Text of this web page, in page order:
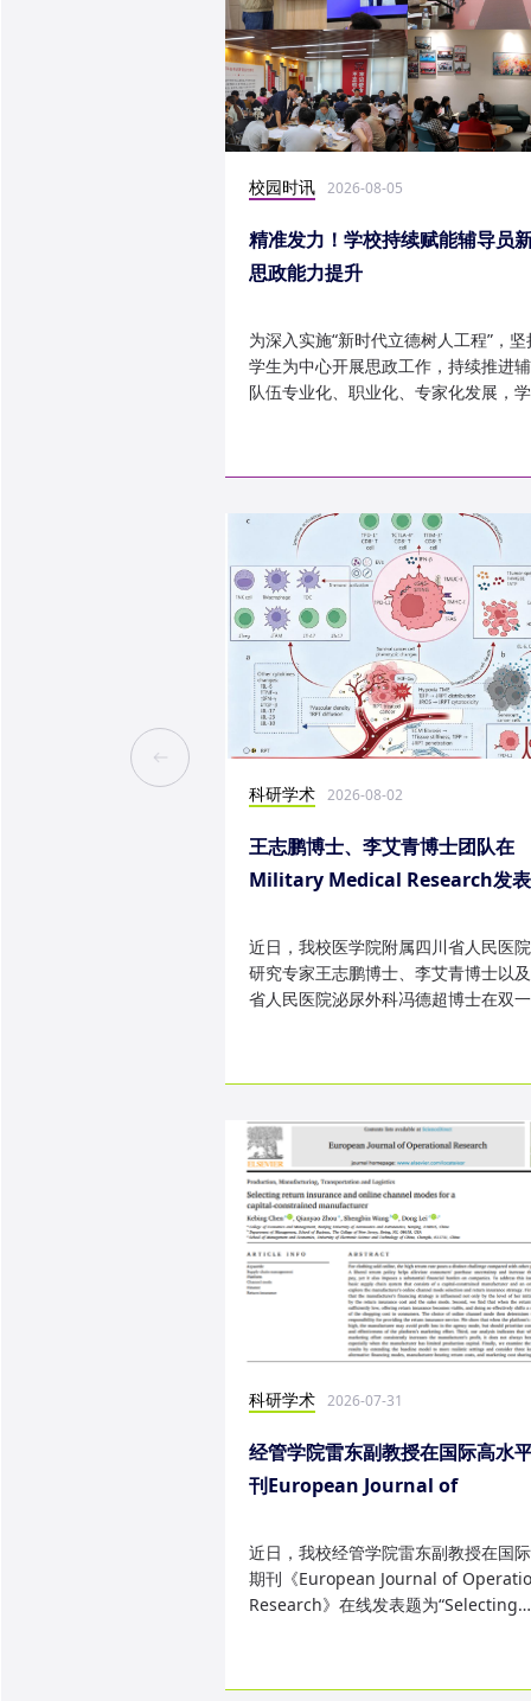
校园时讯 2026-08-05
精准发力！学校持续赋能辅导员
思政能力提升
为深入实施“新时代立德树人工程”，
学生为中心开展思政工作，持续推进
队伍专业化、职业化、专家化发展，
科研学术 2026-08-02
王志鹏博士、李艾青博士团队在
Military Medical Research发
近日，我校医学院附属四川省人民医
研究专家王志鹏博士、李艾青博士以
省人民医院泌尿外科冯德超博士在双
科研学术 2026-07-31
经管学院雷东副教授在国际高水
刊European Journal of
果
近日，我校经管学院雷东副教授在国
期刊《European Journal of
Research》在线发表题为“Selecting